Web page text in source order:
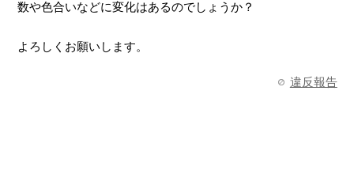
数や色合いなどに変化はあるのでしょうか？
よろしくお願いします。
違反報告